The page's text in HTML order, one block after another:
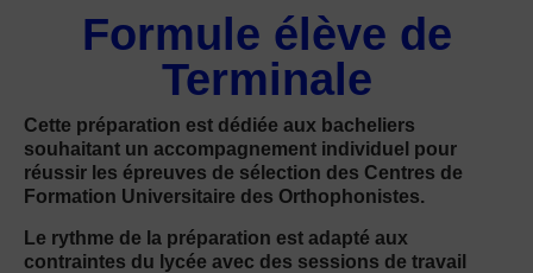
Formule élève de
Terminale
Cette préparation est dédiée aux bacheliers
souhaitant un accompagnement individuel pour
réussir les épreuves de sélection des Centres de
Formation Universitaire des Orthophonistes.
Le rythme de la préparation est adapté aux
contraintes du lycée avec des sessions de travail